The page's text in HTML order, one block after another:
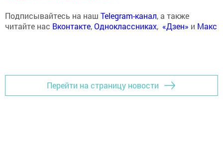
Подписывайтесь на наш Telegram-канал, а также
читайте нас Вконтакте,Одноклассниках, «Дзен» и Макс
Перейти на страницу новости